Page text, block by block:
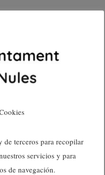
terceros para recopilar
servicios y para
de navegación.